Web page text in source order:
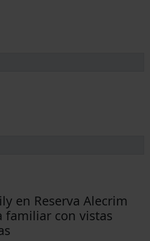
en Reserva Alecrim
familiar con vistas